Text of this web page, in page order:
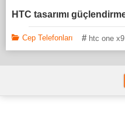
HTC tasarımı
Cep Telefonları # htc one x9